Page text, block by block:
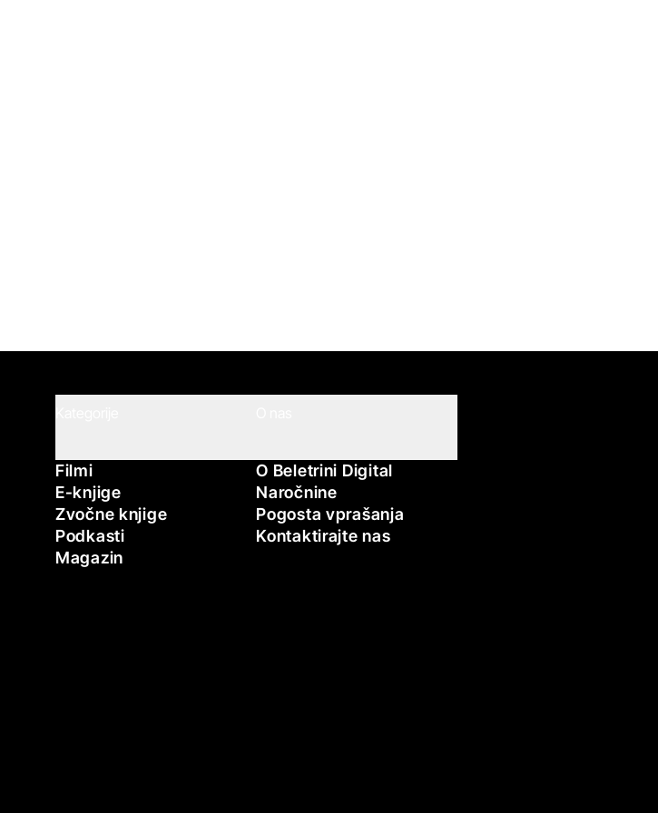
Filmi
E-knjige
Zvočne knjige
Podkasti
Magazin
O Beletrini Digital
Naročnine
Pogosta vprašanja
Kontaktirajte nas